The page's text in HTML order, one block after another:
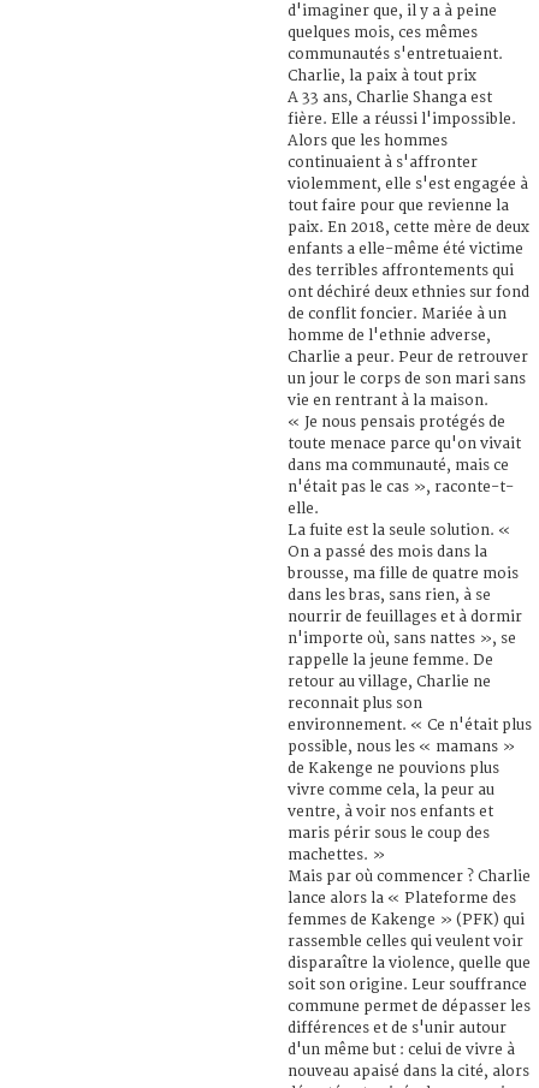
d'imaginer que, il y a à peine
quelques mois, ces mêmes
communautés s'entretuaient.
Charlie, la paix à tout prix
A 33 ans, Charlie Shanga est
fière. Elle a réussi l'impossible.
Alors que les hommes
continuaient à s'affronter
violemment, elle s'est engagée à
tout faire pour que revienne la
paix. En 2018, cette mère de deux
enfants a elle-même été victime
des terribles affrontements qui
ont déchiré deux ethnies sur fond
de conflit foncier. Mariée à un
homme de l'ethnie adverse,
Charlie a peur. Peur de retrouver
un jour le corps de son mari sans
vie en rentrant à la maison.
« Je nous pensais protégés de
toute menace parce qu'on vivait
dans ma communauté, mais ce
n'était pas le cas », raconte-t-
elle.
La fuite est la seule solution. «
On a passé des mois dans la
brousse, ma fille de quatre mois
dans les bras, sans rien, à se
nourrir de feuillages et à dormir
n'importe où, sans nattes », se
rappelle la jeune femme. De
retour au village, Charlie ne
reconnait plus son
environnement. « Ce n'était plus
possible, nous les « mamans »
de Kakenge ne pouvions plus
vivre comme cela, la peur au
ventre, à voir nos enfants et
maris périr sous le coup des
machettes. »
Mais par où commencer ? Charlie
lance alors la « Plateforme des
femmes de Kakenge » (PFK) qui
rassemble celles qui veulent voir
disparaître la violence, quelle que
soit son origine. Leur souffrance
commune permet de dépasser les
différences et de s'unir autour
d'un même but : celui de vivre à
nouveau apaisé dans la cité, alors